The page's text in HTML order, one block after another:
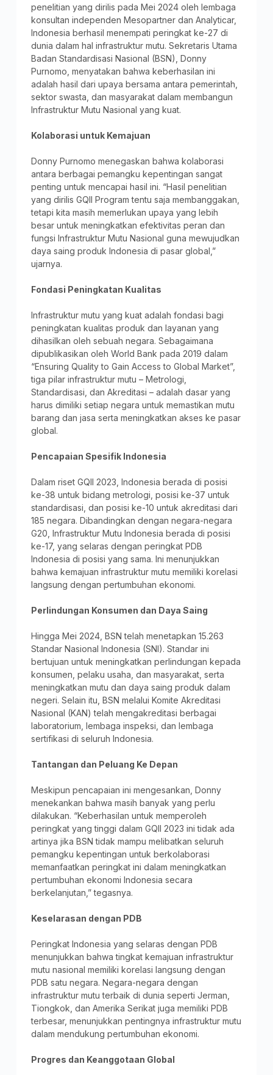
penelitian yang dirilis pada Mei 2024 oleh lembaga
konsultan independen Mesopartner dan Analyticar,
Indonesia berhasil menempati peringkat ke-27 di
dunia dalam hal infrastruktur mutu. Sekretaris Utama
Badan Standardisasi Nasional (BSN), Donny
Purnomo, menyatakan bahwa keberhasilan ini
adalah hasil dari upaya bersama antara pemerintah,
sektor swasta, dan masyarakat dalam membangun
Infrastruktur Mutu Nasional yang kuat.
Kolaborasi untuk Kemajuan
Donny Purnomo menegaskan bahwa kolaborasi
antara berbagai pemangku kepentingan sangat
penting untuk mencapai hasil ini. “Hasil penelitian
yang dirilis GQII Program tentu saja membanggakan,
tetapi kita masih memerlukan upaya yang lebih
besar untuk meningkatkan efektivitas peran dan
fungsi Infrastruktur Mutu Nasional guna mewujudkan
daya saing produk Indonesia di pasar global,”
ujarnya.
Fondasi Peningkatan Kualitas
Infrastruktur mutu yang kuat adalah fondasi bagi
peningkatan kualitas produk dan layanan yang
dihasilkan oleh sebuah negara. Sebagaimana
dipublikasikan oleh World Bank pada 2019 dalam
“Ensuring Quality to Gain Access to Global Market”,
tiga pilar infrastruktur mutu – Metrologi,
Standardisasi, dan Akreditasi – adalah dasar yang
harus dimiliki setiap negara untuk memastikan mutu
barang dan jasa serta meningkatkan akses ke pasar
global.
Pencapaian Spesifik Indonesia
Dalam riset GQII 2023, Indonesia berada di posisi
ke-38 untuk bidang metrologi, posisi ke-37 untuk
standardisasi, dan posisi ke-10 untuk akreditasi dari
185 negara. Dibandingkan dengan negara-negara
G20, Infrastruktur Mutu Indonesia berada di posisi
ke-17, yang selaras dengan peringkat PDB
Indonesia di posisi yang sama. Ini menunjukkan
bahwa kemajuan infrastruktur mutu memiliki korelasi
langsung dengan pertumbuhan ekonomi.
Perlindungan Konsumen dan Daya Saing
Hingga Mei 2024, BSN telah menetapkan 15.263
Standar Nasional Indonesia (SNI). Standar ini
bertujuan untuk meningkatkan perlindungan kepada
konsumen, pelaku usaha, dan masyarakat, serta
meningkatkan mutu dan daya saing produk dalam
negeri. Selain itu, BSN melalui Komite Akreditasi
Nasional (KAN) telah mengakreditasi berbagai
laboratorium, lembaga inspeksi, dan lembaga
sertifikasi di seluruh Indonesia.
Tantangan dan Peluang Ke Depan
Meskipun pencapaian ini mengesankan, Donny
menekankan bahwa masih banyak yang perlu
dilakukan. “Keberhasilan untuk memperoleh
peringkat yang tinggi dalam GQII 2023 ini tidak ada
artinya jika BSN tidak mampu melibatkan seluruh
pemangku kepentingan untuk berkolaborasi
memanfaatkan peringkat ini dalam meningkatkan
pertumbuhan ekonomi Indonesia secara
berkelanjutan,” tegasnya.
Keselarasan dengan PDB
Peringkat Indonesia yang selaras dengan PDB
menunjukkan bahwa tingkat kemajuan infrastruktur
mutu nasional memiliki korelasi langsung dengan
PDB satu negara. Negara-negara dengan
infrastruktur mutu terbaik di dunia seperti Jerman,
Tiongkok, dan Amerika Serikat juga memiliki PDB
terbesar, menunjukkan pentingnya infrastruktur mutu
dalam mendukung pertumbuhan ekonomi.
Progres dan Keanggotaan Global